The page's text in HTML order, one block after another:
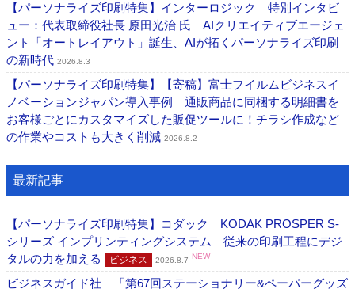
【パーソナライズ印刷特集】インターロジック 特別インタビ
ュー：代表取締役社長 原田光治 氏 AIクリエイティブエージェ
ント「オートレイアウト」誕生、AIが拓くパーソナライズ印刷
の新時代 2026.8.3
【パーソナライズ印刷特集】【寄稿】富士フイルムビジネスイ
ノベーションジャパン導入事例 通販商品に同梱する明細書を
お客様ごとにカスタマイズした販促ツールに！チラシ作成など
の作業やコストも大きく削減 2026.8.2
最新記事
【パーソナライズ印刷特集】コダック KODAK PROSPER S-
シリーズ インプリンティングシステム 従来の印刷工程にデジ
タルの力を加える
ビジネス 2026.8.7 NEW
ビジネスガイド社 「第67回ステーショナリー&ペーパーグッズ